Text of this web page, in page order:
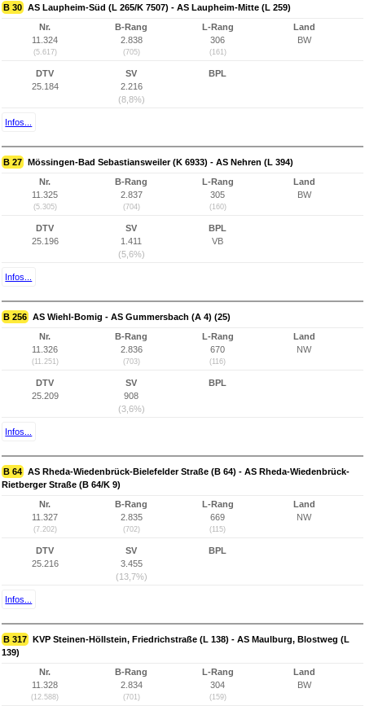
B 30 AS Laupheim-Süd (L 265/K 7507) - AS Laupheim-Mitte (L 259)
Nr.
11.324
(5.617)
B-Rang
2.838
(705)
L-Rang
306
(161)
Land
BW
DTV
25.184
SV
2.216
(8,8%)
BPL
Infos...
B 27 Mössingen-Bad Sebastiansweiler (K 6933) - AS Nehren (L 394)
Nr.
11.325
(5.305)
B-Rang
2.837
(704)
L-Rang
305
(160)
Land
BW
DTV
25.196
SV
1.411
(5,6%)
BPL
VB
Infos...
B 256 AS Wiehl-Bomig - AS Gummersbach (A 4) (25)
Nr.
11.326
(11.251)
B-Rang
2.836
(703)
L-Rang
670
(116)
Land
NW
DTV
25.209
SV
908
(3,6%)
BPL
Infos...
B 64 AS Rheda-Wiedenbrück-Bielefelder Straße (B 64) - AS Rheda-Wiedenbrück-
Rietberger Straße (B 64/K 9)
Nr.
11.327
(7.202)
B-Rang
2.835
(702)
L-Rang
669
(115)
Land
NW
DTV
25.216
SV
3.455
(13,7%)
BPL
Infos...
B 317 KVP Steinen-Höllstein, Friedrichstraße (L 138) - AS Maulburg, Blostweg (L
139)
Nr.
11.328
(12.588)
B-Rang
2.834
(701)
L-Rang
304
(159)
Land
BW